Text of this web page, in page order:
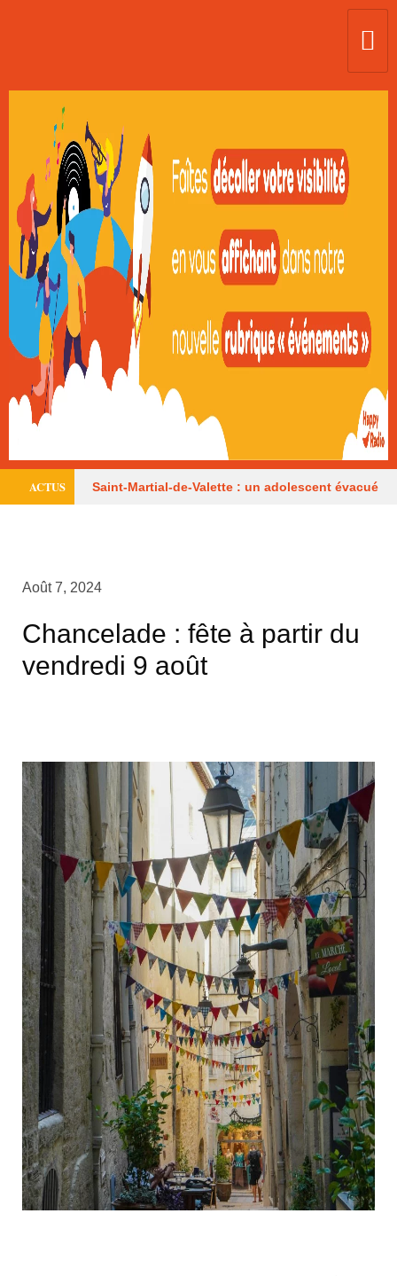
ACTUS Saint-Martial-de-Valette : un adolescent évacué
la parole aux consommateurs
sursis après une tentative d’incendie Un
Périgourdin en lice aux Mondiaux juniors
Août 7, 2024
Chancelade : fête à partir du
vendredi 9 août